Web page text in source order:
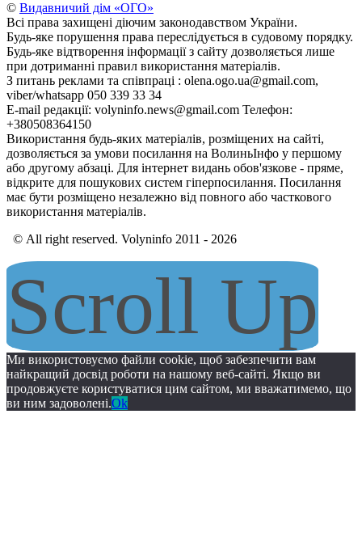
© Видавничий дім «ОГО»
Всі права захищені діючим законодавством України.
Будь-яке порушення права переслідується в судовому порядку.
Будь-яке відтворення інформації з сайту дозволяється лише
при дотриманні правил використання матеріалів.
З питань реклами та співпраці : olena.ogo.ua@gmail.com,
viber/whatsapp 050 339 33 34
E-mail редакції: volyninfo.news@gmail.com Телефон:
+380508364150
Використання будь-яких матеріалів, розміщених на сайті,
дозволяється за умови посилання на ВолиньІнфо у першому
або другому абзаці. Для інтернет видань обов'язкове - пряме,
відкрите для пошукових систем гіперпосилання. Посилання
має бути розміщено незалежно від повного або часткового
використання матеріалів.
© All right reserved. Volyninfo 2011 - 2026
Scroll Up
Ми використовуємо файли cookie, щоб забезпечити вам
найкращий досвід роботи на нашому веб-сайті. Якщо ви
продовжуєте користуватися цим сайтом, ми вважатимемо, що
ви ним задоволені.Ok